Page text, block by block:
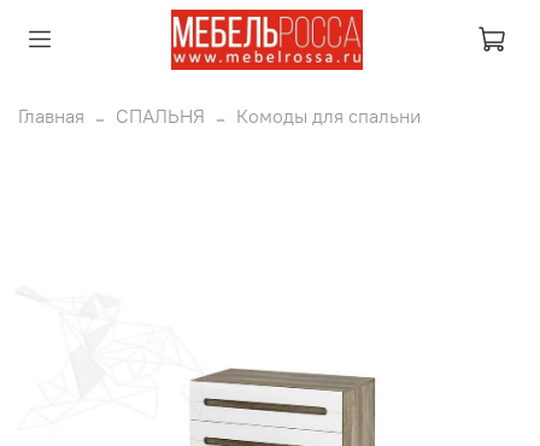
Главная СПАЛЬНЯ Комоды для спальни